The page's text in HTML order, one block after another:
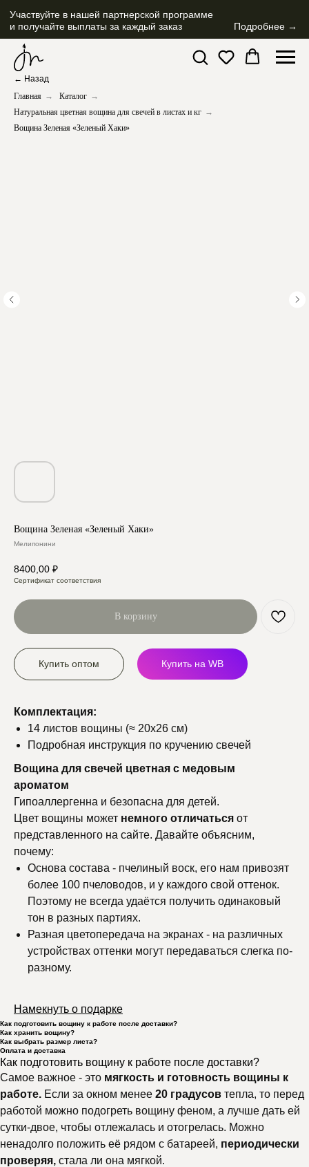
Участвуйте в нашей партнерской программе
и получайте выплаты за каждый заказ Подробнее →
← Назад
Главная → Каталог →
Натуральная цветная вощина для свечей в листах и кг →
Вощина Зеленая «Зеленый Хаки»
Вощина Зеленая «Зеленый Хаки»
Мелипонини
8400,00 ₽
Сертификат соответствия
В корзину
Купить оптом Купить на WB
Комплектация:
14 листов вощины (≈ 20х26 см)
Подробная инструкция по кручению свечей
Вощина для свечей цветная с медовым
ароматом
Гипоаллергенна и безопасна для детей.
Цвет вощины может немного отличаться от
представленного на сайте. Давайте объясним,
почему:
Основа состава - пчелиный воск, его нам привозят
более 100 пчеловодов, и у каждого свой оттенок.
Поэтому не всегда удаётся получить одинаковый
тон в разных партиях.
Разная цветопередача на экранах - на различных
устройствах оттенки могут передаваться слегка по-
разному.
Намекнуть о подарке
Как подготовить вощину к работе после доставки?
Как хранить вощину?
Как выбрать размер листа?
Оплата и доставка
Как подготовить вощину к работе после доставки?
Самое важное - это мягкость и готовность вощины к
работе. Если за окном менее 20 градусов тепла, то перед
работой можно подогреть вощину феном, а лучше дать ей
сутки-двое, чтобы отлежалась и отогрелась. Можно
ненадолго положить её рядом с батареей, периодически
проверяя, стала ли она мягкой.